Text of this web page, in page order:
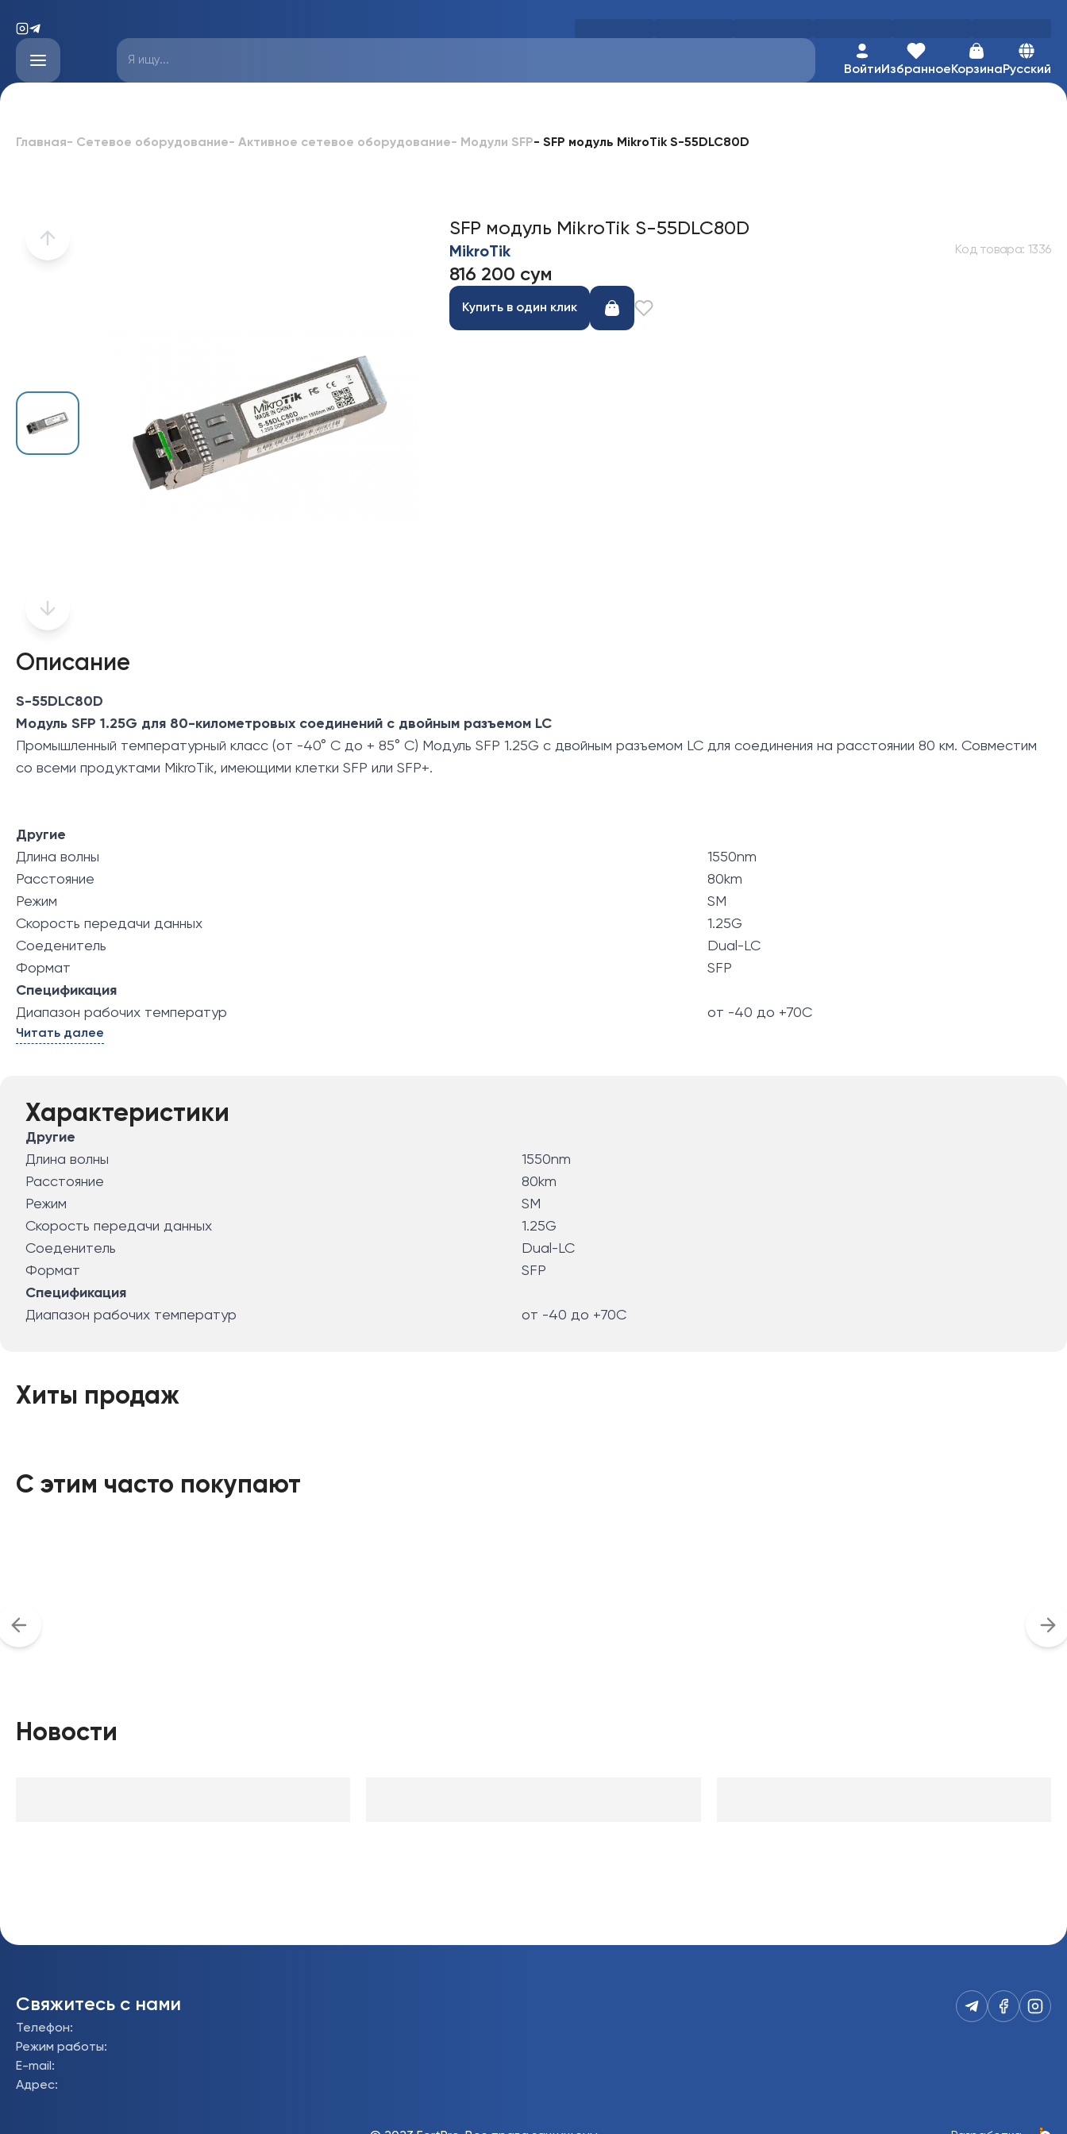
ВойтиИзбранноеКорзинаРусский
Главная- Сетевое оборудование- Активное сетевое оборудование- Модули SFP- SFP модуль MikroTik S-55DLC80D
SFP модуль MikroTik S-55DLC80D
MikroTik Код товара: 1336
816 200 сум
Купить в один клик
Описание
S-55DLC80D
Модуль SFP 1.25G для 80-километровых соединений с двойным разъемом LC
Промышленный температурный класс (от -40° C до + 85° C) Модуль SFP 1.25G с двойным разъемом LC для соединения на расстоянии 80 км. Совместим
со всеми продуктами MikroTik, имеющими клетки SFP или SFP+.
Другие
Длина волны
1550nm
Расстояние
80km
Режим
SM
Скорость передачи данных
1.25G
Соеденитель
Dual-LC
Формат
SFP
Спецификация
Диапазон рабочих температур
от -40 до +70C
Читать далее
Характеристики
Другие
Длина волны
1550nm
Расстояние
80km
Режим
SM
Скорость передачи данных
1.25G
Соеденитель
Dual-LC
Формат
SFP
Спецификация
Диапазон рабочих температур
от -40 до +70C
Хиты продаж
С этим часто покупают
Новости
Свяжитесь с нами
Телефон:
Режим работы:
E-mail :
Адрес: